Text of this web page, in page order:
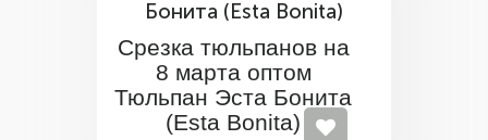
Срезка тюльпанов на
8 марта оптом
Тюльпан Эста Бонита
(Esta Bonita)